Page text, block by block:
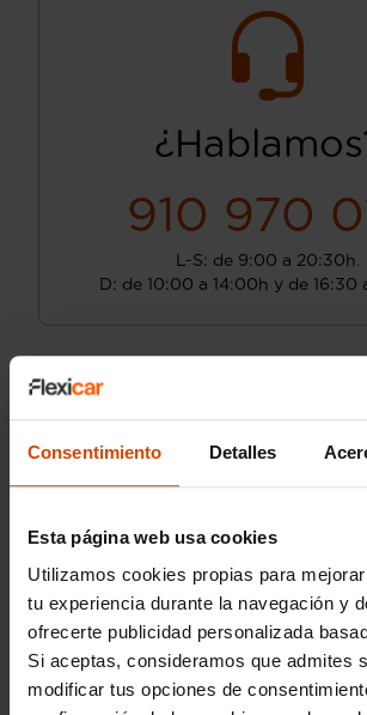
Consentimiento Detalles
Esta página web usa cookies
Utilizamos cookies propias para
tu experiencia durante la navegación y
ofrecerte publicidad personalizada
Si aceptas, consideramos que admites
modificar tus opciones de
910 970
L-S: de 9:00 a 20:30h.
D: de 10:00 a 14:00h y de 16:30